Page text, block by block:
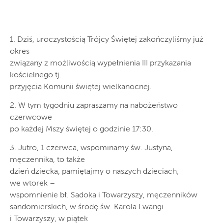
1. Dziś, uroczystością Trójcy Świętej zakończyliśmy już
okres
związany z możliwością wypełnienia III przykazania
kościelnego tj.
przyjęcia Komunii świętej wielkanocnej.
2. W tym tygodniu zapraszamy na nabożeństwo
czerwcowe
po każdej Mszy świętej o godzinie 17:30.
3. Jutro, 1 czerwca, wspominamy św. Justyna,
męczennika, to także
dzień dziecka, pamiętajmy o naszych dzieciach;
we wtorek –
wspomnienie bł. Sadoka i Towarzyszy, męczenników
sandomierskich, w środę św. Karola Lwangi
i Towarzyszy, w piątek